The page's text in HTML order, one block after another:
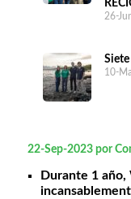
26-
Siete
10-
22-Sep-2023 por
Durante 1 año,